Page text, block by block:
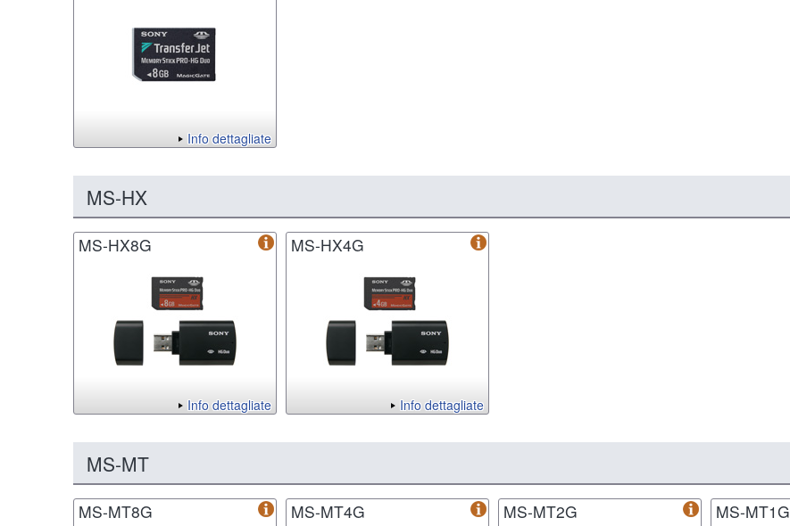
Info dettagliate
MS-HX
MS-HX8G
Info dettagliate
MS-HX4G
Info dettagliate
MS-MT
MS-MT8G MS-MT4G MS-MT2G MS-MT1G